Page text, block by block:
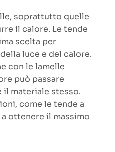
soprattutto quelle
il calore. Le tende
scelta per
luce e del calore.
con le lamelle
può passare
il materiale stesso.
come le tende a
ottenere il massimo